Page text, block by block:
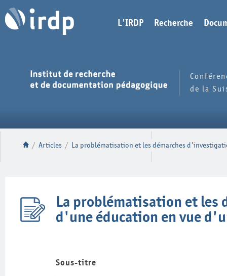
L'IRDP Recherche
de la
/ Articles / La problématisation et les démarches
La problématisation et
d'une éducation en vue
Sous-titre